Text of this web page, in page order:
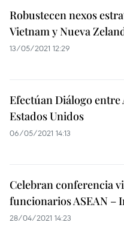
Robustecen nexos
Vietnam y Nueva
13/05/2021 12:29
Efectúan Diálogo entre
Estados Unidos
06/05/2021 14:13
Celebran conferencia
funcionarios ASEAN –
28/04/2021 14:23